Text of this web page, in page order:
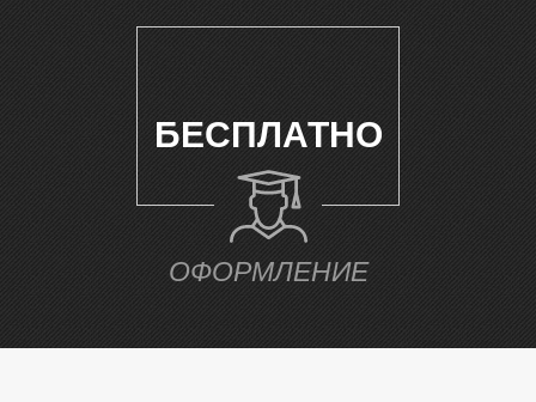
БЕСПЛАТНО
ОФОРМЛЕНИЕ